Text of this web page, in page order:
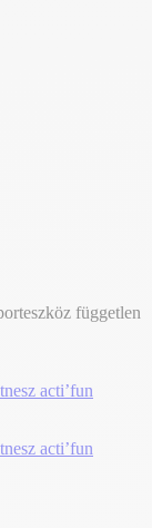
független